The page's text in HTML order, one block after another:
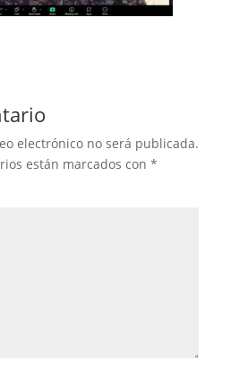
electrónico no será publicada.
están marcados con *